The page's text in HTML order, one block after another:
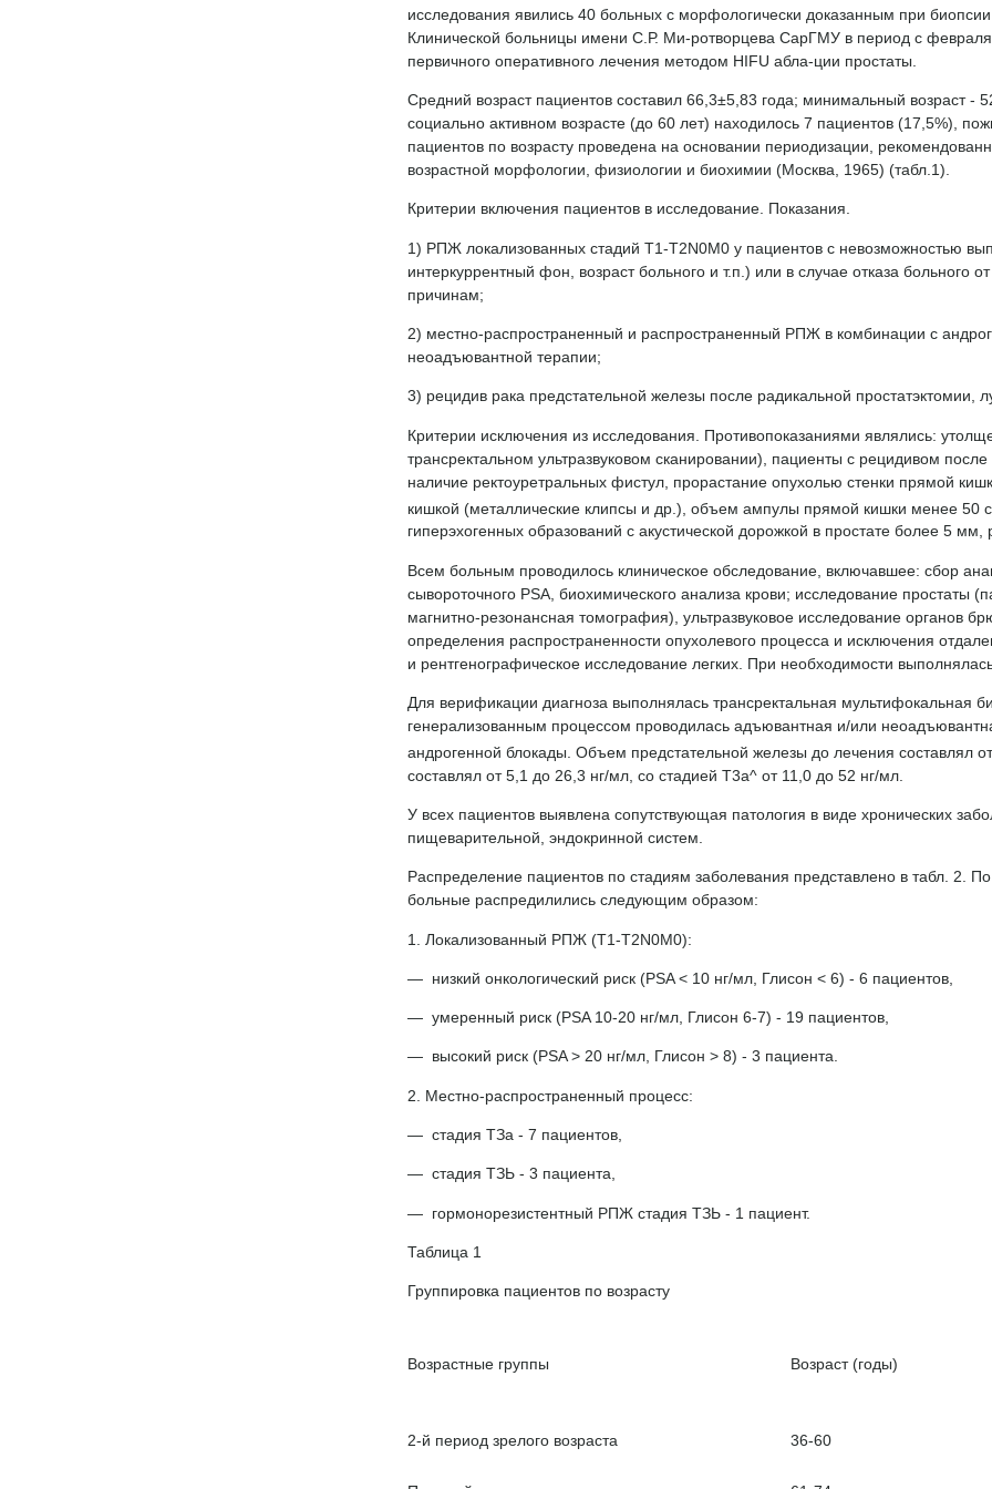
исследования явились 40 больных с морфологически доказанным при
Клинической больницы имени С.Р. Ми-ротворцева СарГМУ в период с февраля
первичного оперативного лечения методом HIFU абла-ции простаты.
Средний возраст пациентов составил 66,3±5,83 года; минимальный возраст
социально активном возрасте (до 60 лет) находилось 7 пациентов (17,5%),
пациентов по возрасту проведена на основании периодизации,
возрастной морфологии, физиологии и биохимии (Москва, 1965) (табл.1).
Критерии включения пациентов в исследование. Показания.
1) РПЖ локализованных стадий T1-T2N0M0 у пациентов с невозможностью
интеркуррентный фон, возраст больного и т.п.) или в случае отказа больного
причинам;
2) местно-распространенный и распространенный РПЖ в комбинации с
неоадъювантной терапии;
3) рецидив рака предстательной железы после радикальной простатэктомии,
Критерии исключения из исследования. Противопоказаниями являлись:
трансректальном ультразвуковом сканировании), пациенты с рецидивом
наличие ректоуретральных фистул, прорастание опухолью стенки прямой
кишкой (металлические клипсы и др.), объем ампулы прямой кишки менее 50
гиперэхогенных образований с акустической дорожкой в простате более 5
Всем больным проводилось клиническое обследование, включавшее: сбор
сывороточного PSA, биохимического анализа крови; исследование простаты
магнитно-резонансная томография), ультразвуковое исследование органов
определения распространенности опухолевого процесса и исключения
и рентгенографическое исследование легких. При необходимости
Для верификации диагноза выполнялась трансректальная мультифокальная
генерализованным процессом проводилась адъювантная и/или
андрогенной блокады. Объем предстательной железы до лечения составлял
составлял от 5,1 до 26,3 нг/мл, со стадией Т3а^ от 11,0 до 52 нг/мл.
У всех пациентов выявлена сопутствующая патология в виде хронических
пищеварительной, эндокринной систем.
Распределение пациентов по стадиям заболевания представлено в табл. 2.
больные распредилились следующим образом:
1. Локализованный РПЖ (T1-T2N0M0):
низкий онкологический риск (PSA < 10 нг/мл, Глисон < 6) - 6 пациентов,
умеренный риск (PSA 10-20 нг/мл, Глисон 6-7) - 19 пациентов,
высокий риск (PSA > 20 нг/мл, Глисон > 8) - 3 пациента.
2. Местно-распространенный процесс:
стадия ТЗа - 7 пациентов,
стадия ТЗЬ - 3 пациента,
гормонорезистентный РПЖ стадия ТЗЬ - 1 пациент.
Таблица 1
Группировка пациентов по возрасту
Возрастные группы Возраст (годы)
2-й период зрелого возраста 36-60